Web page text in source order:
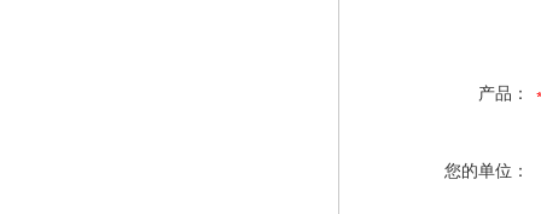
产品：
您的单位：